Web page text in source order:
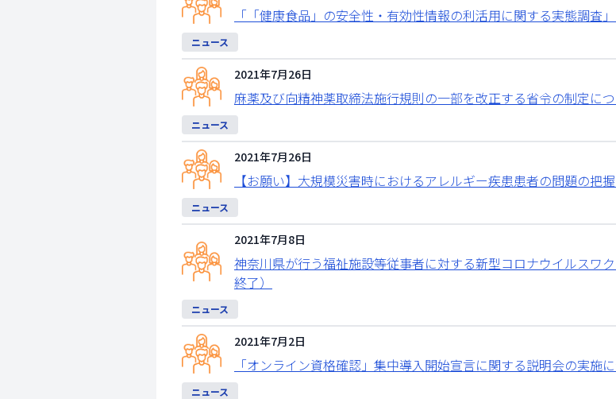
「「健康食品」の安全性・有効性情報の利活用に関する実態調査
ニュース
2021年7月26日
麻薬及び向精神薬取締法施行規則の一部を改正する省令の制定に
ニュース
2021年7月26日
【お願い】大規模災害時におけるアレルギー疾患患者の問題の把
ニュース
2021年7月8日
神奈川県が行う福祉施設等従事者に対する新型コロナウイルスワ
終了）
ニュース
2021年7月2日
「オンライン資格確認」集中導入開始宣言に関する説明会の実施
ニュース